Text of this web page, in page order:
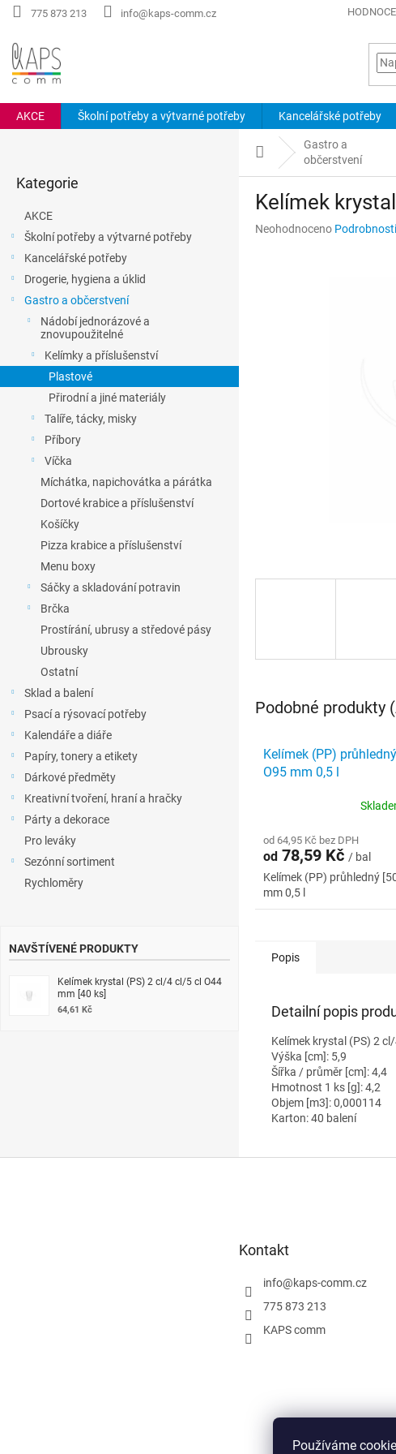
Používáme
Přejít
775 873 213 info@kaps-comm.cz
AKCE Školní potřeby a výtvarné potřeby Kancelářské potřeby
l
kategorie
Kategorie
AKCE
Školní potřeby a výtvarné potřeby
Kancelářské potřeby
Drogerie, hygiena a úklid
Gastro a občerstvení
Nádobí jednorázové a
znovupoužitelné
Kelímky a příslušenství
Plastové
Přirodní a jiné materiály
Talíře, tácky, misky
Příbory
Víčka
Míchátka, napichovátka a párátka
Dortové krabice a příslušenství
Košíčky
Pizza krabice a příslušenství
Menu boxy
Sáčky a skladování potravin
Brčka
Prostírání, ubrusy a středové pásy
Ubrousky
Ostatní
Sklad a balení
Psací a rýsovací potřeby
Kalendáře a diáře
Papíry, tonery a etikety
Dárkové předměty
Kreativní tvoření, hraní a hračky
Párty a dekorace
Pro leváky
Sezónní sortiment
Rychloměry
NAVŠTÍVENÉ PRODUKTY
Kelímek krystal (PS) 2 cl/4 cl/5 cl O44
mm [40 ks]
64,61 Kč
Domů
Gastro a
občerstvení
Kelímek
Průměrné
Neohodnoceno
Podobné produkty
Kelímek (PP)
O95 mm 0,5 l
od 64,95 Kč bez DPH
od 78,59 Kč / bal
Kelímek (PP) průhledný
mm 0,5 l
Popis
Detailní popis
Kelímek krystal (PS) 2
Výška [cm]: 5,9
Šířka / průměr [cm]: 4,4
Hmotnost 1 ks [g]: 4,2
Objem [m3]: 0,000114
Karton: 40 balení
Kontakt
info@kaps-comm.cz
775 873 213
KAPS comm